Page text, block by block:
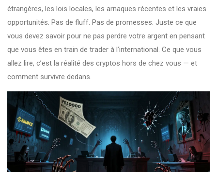
étrangères, les lois locales, les arnaques récentes et les vraies
opportunités. Pas de fluff. Pas de promesses. Juste ce que
vous devez savoir pour ne pas perdre votre argent en pensant
que vous êtes en train de trader à l’international. Ce que vous
allez lire, c’est la réalité des cryptos hors de chez vous — et
comment survivre dedans.